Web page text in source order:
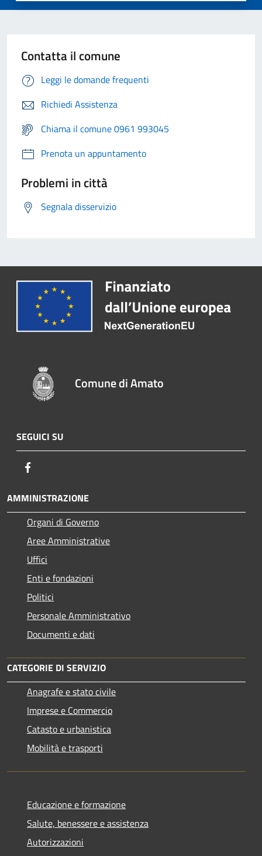
Contatta il comune
Leggi le domande frequenti
Richiedi Assistenza
Chiama il comune 0961 993045
Prenota un appuntamento
Problemi in città
Segnala disservizio
Comune di Amato
SEGUICI SU
AMMINISTRAZIONE
Organi di Governo
Aree Amministrative
Uffici
Enti e fondazioni
Politici
Personale Amministrativo
Documenti e dati
CATEGORIE DI SERVIZIO
Anagrafe e stato civile
Imprese e Commercio
Catasto e urbanistica
Mobilità e trasporti
Educazione e formazione
Salute, benessere e assistenza
Autorizzazioni